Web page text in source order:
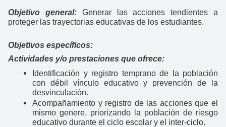
Objetivo general: Generar las acciones tendientes a
proteger las trayectorias educativas de los estudiantes.
Objetivos específicos:
Actividades y/o prestaciones que ofrece:
Identificación y registro temprano de la población
con débil vínculo educativo y prevención de la
desvinculación.
Acompañamiento y registro de las acciones que el
mismo genere, priorizando la población de riesgo
educativo durante el ciclo escolar y el inter-ciclo.